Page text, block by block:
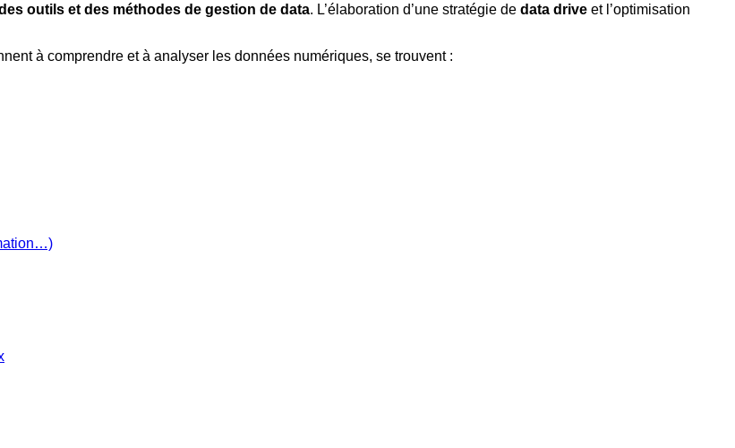
outils et des méthodes de gestion de data. L’élaboration d’une stratégie de data drive et l’optimisation
à comprendre et à analyser les données numériques, se trouvent :